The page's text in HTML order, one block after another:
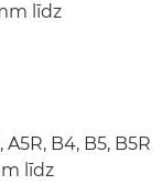
līdz
B4, B5, B5R
līdz